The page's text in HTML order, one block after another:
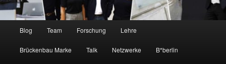
Blog Team Forschung Lehre
Brückenbau Marke Talk Netzwerke B*berlin